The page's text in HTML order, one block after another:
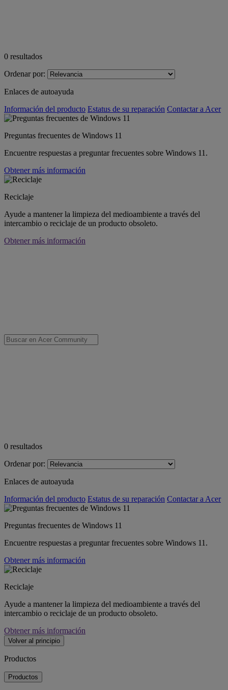
0 resultados
Ordenar por:
Enlaces de autoayuda
Información del producto Estatus de su reparación Contactar a Acer
Preguntas frecuentes de Windows 11
Encuentre respuestas a preguntar frecuentes sobre Windows 11.
Obtener más información
Reciclaje
Ayude a mantener la limpieza del medioambiente a través del
intercambio o reciclaje de un producto obsoleto.
Obtener más información
0 resultados
Ordenar por:
Enlaces de autoayuda
Información del producto Estatus de su reparación Contactar a Acer
Preguntas frecuentes de Windows 11
Encuentre respuestas a preguntar frecuentes sobre Windows 11.
Obtener más información
Reciclaje
Ayude a mantener la limpieza del medioambiente a través del
intercambio o reciclaje de un producto obsoleto.
Obtener más información
Volver al principio
Productos
Productos